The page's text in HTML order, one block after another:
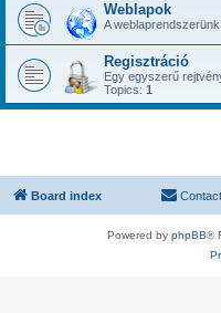
Weblapok
A
Regisztráció
Egy egyszerű
Topics: 1
Board index
Powered by phpBB®